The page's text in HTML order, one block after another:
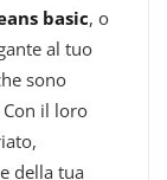
basic, o
al tuo
sono
il loro
della tua